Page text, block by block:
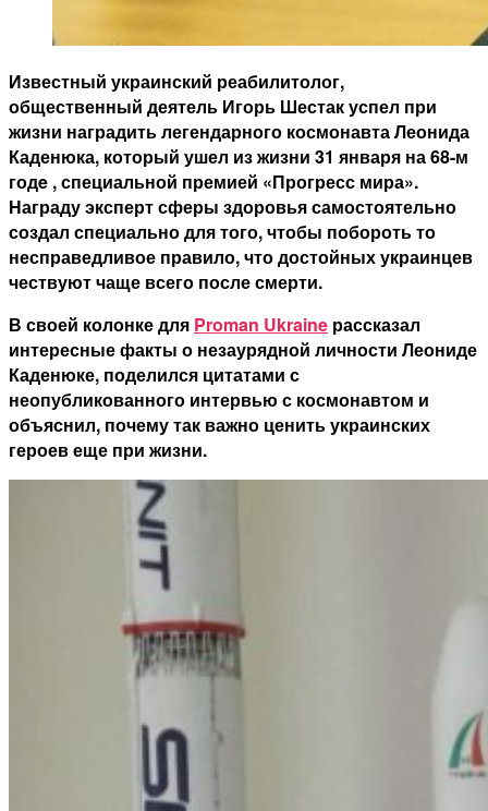
Известный украинский реабилитолог,
общественный деятель Игорь Шестак успел при
жизни наградить легендарного космонавта Леонида
Каденюка, который ушел из жизни 31 января на 68-м
годe , специальной премией «Прогресс мира».
Награду эксперт сферы здоровья самостоятельно
создал специально для того, чтобы побороть то
несправедливое правило, что достойных украинцев
чествуют чаще всего после смерти.
В своей колонке для Proman Ukraine рассказал
интересные факты о незаурядной личности Леониде
Каденюке, поделился цитатами с
неопубликованного интервью с космонавтом и
объяснил, почему так важно ценить украинских
героев еще при жизни.